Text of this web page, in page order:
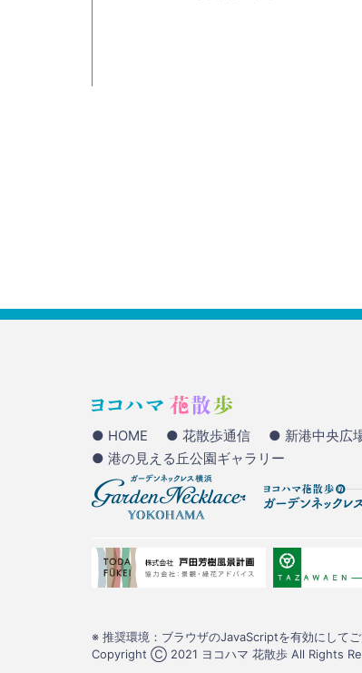
● HOME ● 花散歩通信 ● 新港中央広
● 港の見える丘公園ギャラリー
※ 推奨環境：ブラウザのJavaScriptを有効にして
Copyright Ⓒ 2021 ヨコハマ 花散歩 All Rights